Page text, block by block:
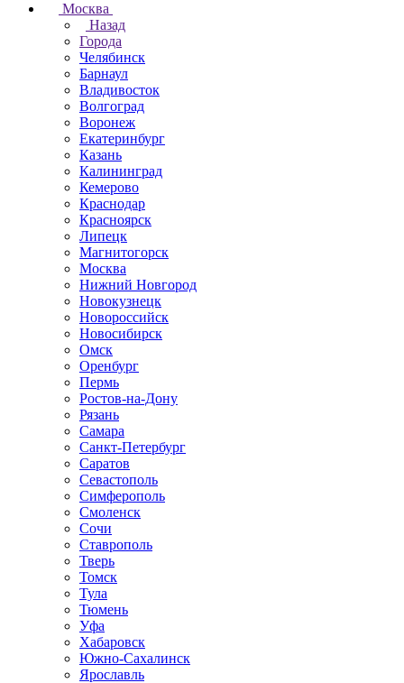
Москва
Назад
Города
Челябинск
Барнаул
Владивосток
Волгоград
Воронеж
Екатеринбург
Казань
Калининград
Кемерово
Краснодар
Красноярск
Липецк
Магнитогорск
Москва
Нижний Новгород
Новокузнецк
Новороссийск
Новосибирск
Омск
Оренбург
Пермь
Ростов-на-Дону
Рязань
Самара
Санкт-Петербург
Саратов
Севастополь
Симферополь
Смоленск
Сочи
Ставрополь
Тверь
Томск
Тула
Тюмень
Уфа
Хабаровск
Южно-Сахалинск
Ярославль